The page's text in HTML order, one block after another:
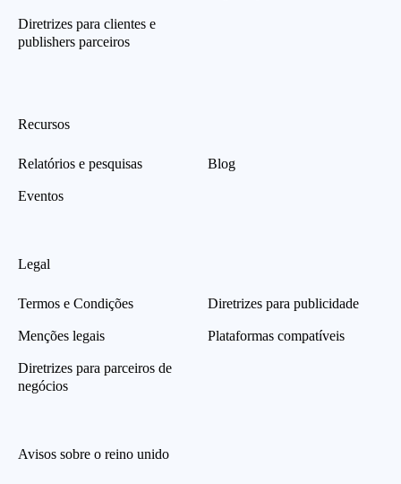
Diretrizes para clientes e
publishers parceiros
Recursos
Relatórios e pesquisas
Eventos
Blog
Legal
Termos e Condições
Menções legais
Diretrizes para parceiros de
negócios
Diretrizes para publicidade
Plataformas compatíveis
Avisos sobre o reino unido